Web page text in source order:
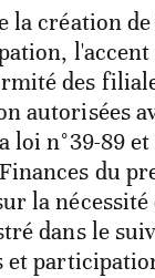
la création
des
autorisées
loi n°39-89 et
du
la
dans le
et